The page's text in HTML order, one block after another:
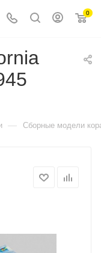
0
— Сборные модели